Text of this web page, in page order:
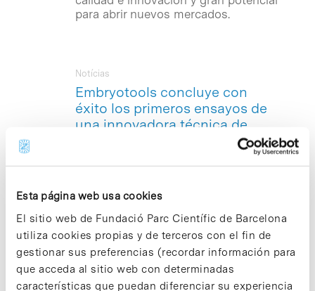
Esta página web usa cookies
El sitio web de Fundació Parc Científic de Barcelona
utiliza cookies propias y de terceros con el fin de
gestionar sus preferencias (recordar información para
que acceda al sitio web con determinadas
características que puedan diferenciar su experiencia
para abrir nuevos mercados.
Embryotools concluye con
éxito los primeros ensayos de
una innovadora técnica de
Notícias
Embryotools–con sede en el Parc
finalizado con éxito los ensayos en
innovadora técnica de reproducción
asistida conocida como Transferencia
de Huso Materno(Maternal Spindle
Transfer, MST), una de las terapias de
reemplazo mitocondrial que grupos de